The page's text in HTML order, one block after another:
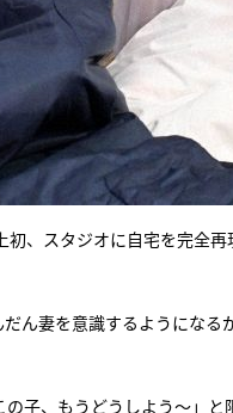
、スタジオに自宅を完全
ん妻を意識するようにな
子、もうどうしよう～」